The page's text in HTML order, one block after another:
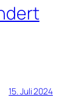
15. Juli 2024